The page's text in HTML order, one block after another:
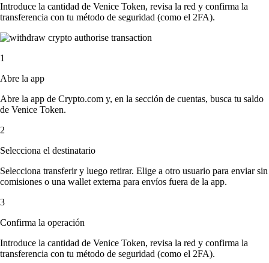
Introduce la cantidad de Venice Token, revisa la red y confirma la
transferencia con tu método de seguridad (como el 2FA).
1
Abre la app
Abre la app de Crypto.com y, en la sección de cuentas, busca tu saldo
de Venice Token.
2
Selecciona el destinatario
Selecciona transferir y luego retirar. Elige a otro usuario para enviar sin
comisiones o una wallet externa para envíos fuera de la app.
3
Confirma la operación
Introduce la cantidad de Venice Token, revisa la red y confirma la
transferencia con tu método de seguridad (como el 2FA).